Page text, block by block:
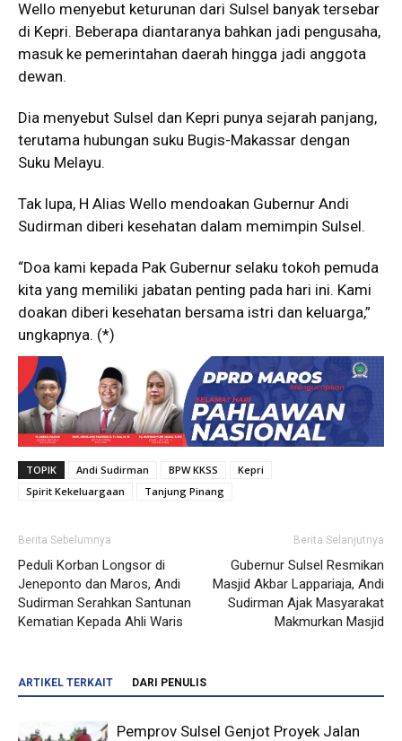
Wello menyebut keturunan dari Sulsel banyak tersebar
di Kepri. Beberapa diantaranya bahkan jadi pengusaha,
masuk ke pemerintahan daerah hingga jadi anggota
dewan.
Dia menyebut Sulsel dan Kepri punya sejarah panjang,
terutama hubungan suku Bugis-Makassar dengan
Suku Melayu.
Tak lupa, H Alias Wello mendoakan Gubernur Andi
Sudirman diberi kesehatan dalam memimpin Sulsel.
“Doa kami kepada Pak Gubernur selaku tokoh pemuda
kita yang memiliki jabatan penting pada hari ini. Kami
doakan diberi kesehatan bersama istri dan keluarga,”
ungkapnya. (*)
TOPIK Andi Sudirman BPW KKSS
Kepri
Spirit Kekeluargaan
Tanjung Pinang
Berita Sebelumnya
Peduli Korban Longsor di
Jeneponto dan Maros, Andi
Sudirman Serahkan Santunan
Kematian Kepada Ahli Waris
Berita Selanjutnya
Gubernur Sulsel Resmikan
Masjid Akbar Lappariaja, Andi
Sudirman Ajak Masyarakat
Makmurkan Masjid
ARTIKEL TERKAIT DARI PENULIS
Pemprov Sulsel Genjot Proyek Jalan